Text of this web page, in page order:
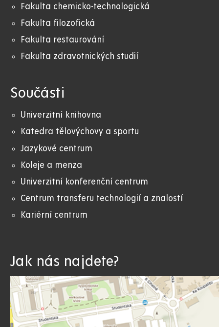
Fakulta chemicko-technologická
Fakulta filozofická
Fakulta restaurování
Fakulta zdravotnických studií
Součásti
Univerzitní knihovna
Katedra tělovýchovy a sportu
Jazykové centrum
Koleje a menza
Univerzitní konferenční centrum
Centrum transferu technologií a znalostí
Kariérní centrum
Jak nás najdete?